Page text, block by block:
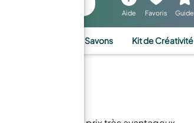
Aide Favoris Guide
Bougies et Savons Kit de Créativité